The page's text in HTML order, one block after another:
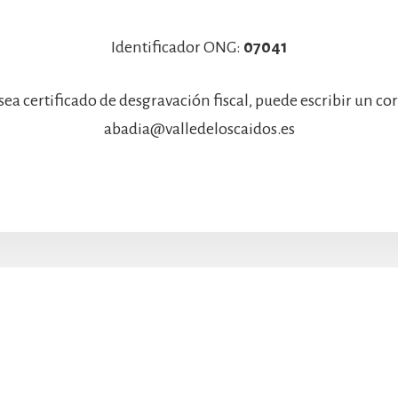
Identificador ONG: 07041
certificado de desgravación fiscal, puede escribir un
abadia@valledeloscaidos.es